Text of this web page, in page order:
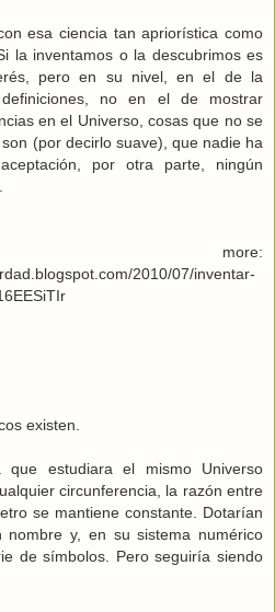
esa ciencia tan apriorística como
la inventamos o la descubrimos es
pero en su nivel, en el de la
no en el de mostrar
en el Universo, cosas que no se
(por decirlo suave), que nadie ha
por otra parte, ningún
more:
2010/07/inventar-
existen.
que estudiara el mismo Universo
circunferencia, la razón entre
se mantiene constante. Dotarían
y, en su sistema numérico
de símbolos. Pero seguiría siendo